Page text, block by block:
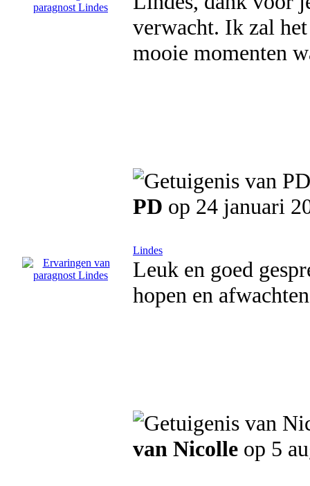
verwacht. Ik zal
mooie momenten
PD op 24 januari
Lindes
Leuk en goed
hopen en
van Nicolle op 5